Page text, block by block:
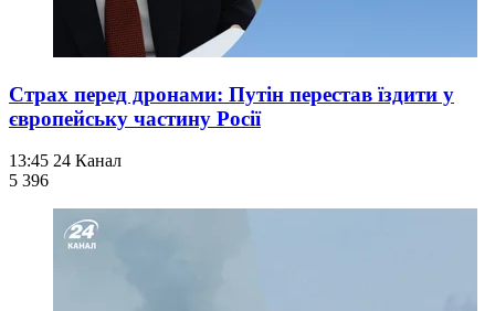
Страх перед дронами: Путін перестав їздити у
європейську частину Росії
13:45 24 Канал
5 396